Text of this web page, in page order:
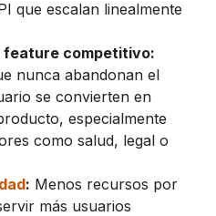
que escalan linealmente
feature competitivo:
nunca abandonan el
se convierten en
especialmente
como salud, legal o
: Menos recursos por
más usuarios